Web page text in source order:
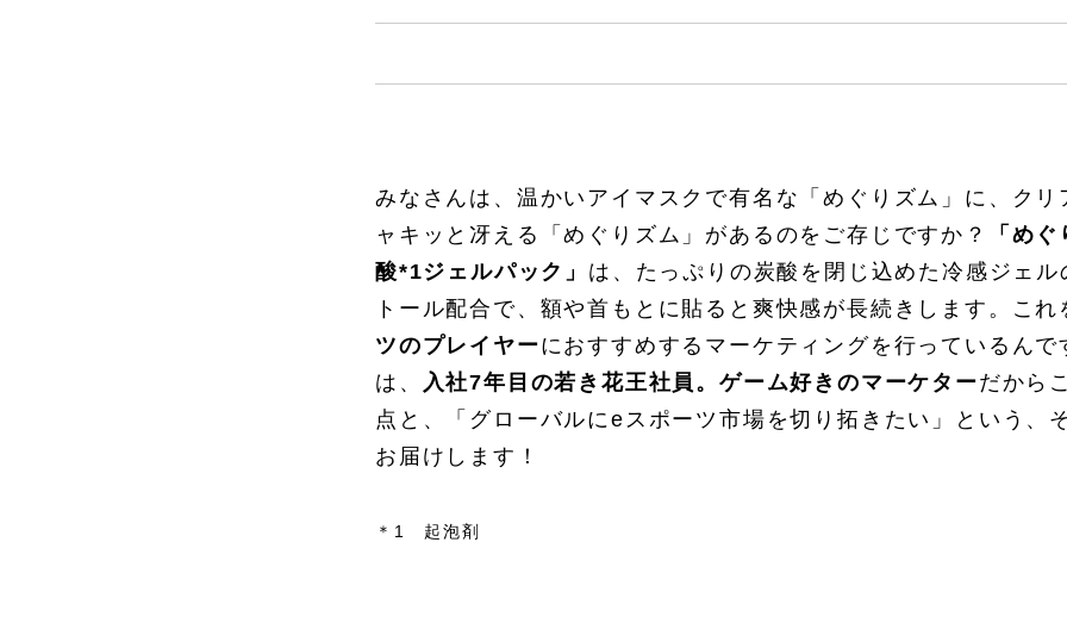
みなさんは、温かいアイマスクで有名な「めぐりズム」に、クリ
ャキッと冴える「めぐりズム」があるのをご存じですか？
「め
酸*1ジェルパック」 は、たっぷりの炭酸を閉じ込めた冷感ジェ
トール配合で、額や首もとに貼ると爽快感が長続きします。これ
ツのプレイヤーにおすすめするマーケティングを行っているん
は、
入社7年目の若き花王社員。ゲーム好きのマーケターだから
点と、「グローバルにeスポーツ市場を切り拓きたい」という、
お届けします！
＊1 起泡剤